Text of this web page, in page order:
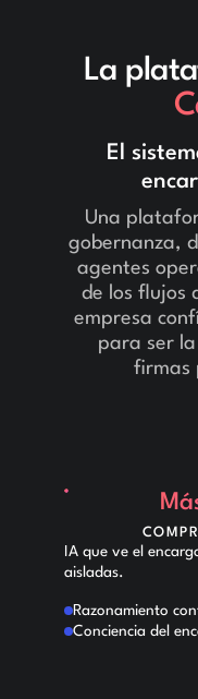
La
El
Una
gobernanza,
agentes
de los flujos
empresa
para ser
firmas
IA que ve el
aisladas.
Razonamiento
Conciencia del